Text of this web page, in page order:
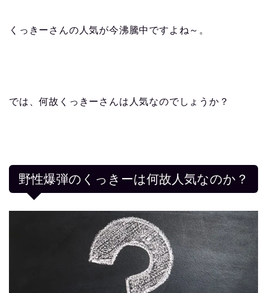
くっきーさんの人気が今沸騰中ですよね～。
では、何故くっきーさんは人気なのでしょうか？
野性爆弾のくっきーは何故人気なのか？